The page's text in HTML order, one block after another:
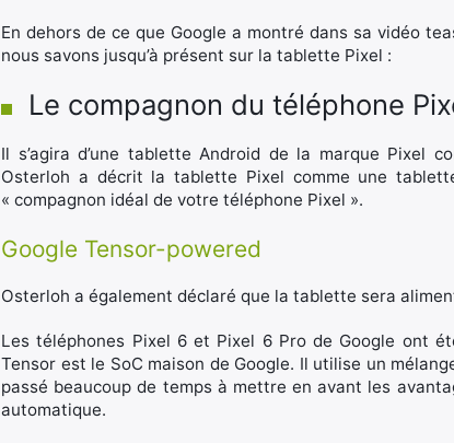
En dehors de ce que Google a montré dans sa vidéo
nous savons jusqu’à présent sur la tablette Pixel :
Le compagnon du téléphone
Il s’agira d’une tablette Android de la marque Pixel
Osterloh a décrit la tablette Pixel comme une
« compagnon idéal de votre téléphone Pixel ».
Google Tensor-powered
Osterloh a également déclaré que la tablette sera
Les téléphones Pixel 6 et Pixel 6 Pro de Google ont
Tensor est le SoC maison de Google. Il utilise un
passé beaucoup de temps à mettre en avant les
automatique.